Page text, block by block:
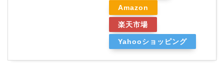
Amazon
楽天市場
Yahooショッピング